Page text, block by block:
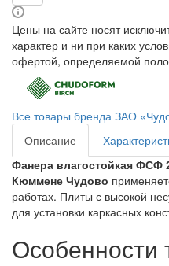
Цены на сайте носят
характер и ни при каких
офертой, определяемой
Все товары бренда ЗАО
Описание
Фанера влагостойкая ФСФ
Кюммене Чудово
работах. Плиты с высокой
для установки каркасных
Особенности